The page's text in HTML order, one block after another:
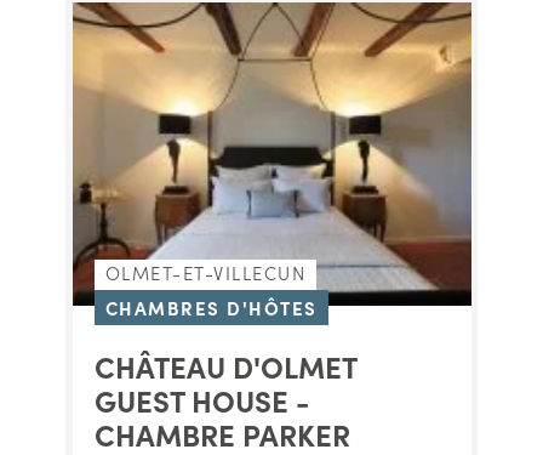
OLMET-ET-VILLECUN
CHAMBRES D'HÔTES
CHÂTEAU D'OLMET
GUEST HOUSE -
CHAMBRE PARKER